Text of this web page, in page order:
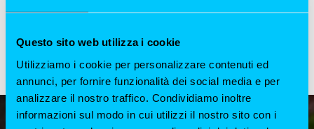
Questo sito web utilizza i cookie
Utilizziamo i cookie per personalizzare contenuti ed
annunci, per fornire funzionalità dei social media e per
analizzare il nostro traffico. Condividiamo inoltre
informazioni sul modo in cui utilizzi il nostro sito con i
offrirti un’esperienza fuori dal comune,
tra i primi a introdurre la tecnica innovativa della